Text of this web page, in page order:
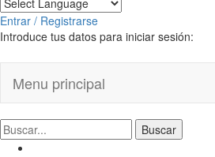
Entrar / Registrarse
Introduce tus datos para iniciar sesión:
Menu principal